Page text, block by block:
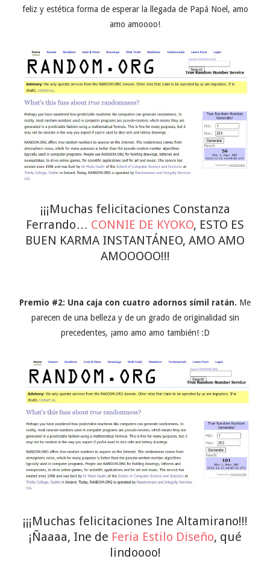
feliz y estética forma de esperar la llegada de Papá Noel, amo
amo amoooo!
¡¡¡Muchas felicitaciones Constanza
Ferrando… CONNIE DE KYOKO, ESTO ES
BUEN KARMA INSTANTÁNEO, AMO AMO
AMOOOOO!!!
Premio #2: Una caja con cuatro adornos símil ratán. Me
parecen de una belleza y de un grado de originalidad sin
precedentes, ¡amo amo amo también! :D
¡¡¡Muchas felicitaciones Ine Altamirano!!!
¡Ñaaaa, Ine de Feria Estilo Diseño, qué
lindoooo!